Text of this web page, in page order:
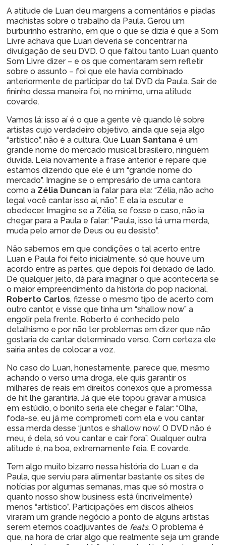
A atitude de Luan deu margens a comentários e piadas
machistas sobre o trabalho da Paula. Gerou um
burburinho estranho, em que o que se dizia é que a Som
Livre achava que Luan deveria se concentrar na
divulgação de seu DVD. O que faltou tanto Luan quanto
Som Livre dizer – e os que comentaram sem refletir
sobre o assunto – foi que ele havia combinado
anteriormente de participar do tal DVD da Paula. Sair de
fininho dessa maneira foi, no mínimo, uma atitude
covarde.
Vamos lá: isso aí é o que a gente vê quando lê sobre
artistas cujo verdadeiro objetivo, ainda que seja algo
“artístico”, não é a cultura. Que Luan Santana é um
grande nome do mercado musical brasileiro, ninguém
duvida. Leia novamente a frase anterior e repare que
estamos dizendo que ele é um “grande nome do
mercado”. Imagine se o empresário de uma cantora
como a Zélia Duncan ia falar para ela: “Zélia, não acho
legal você cantar isso aí, não”. E ela ia escutar e
obedecer. Imagine se a Zélia, se fosse o caso, não ia
chegar para a Paula e falar: “Paula, isso tá uma merda,
muda pelo amor de Deus ou eu desisto”.
Não sabemos em que condições o tal acerto entre
Luan e Paula foi feito inicialmente, só que houve um
acordo entre as partes, que depois foi deixado de lado.
De qualquer jeito, dá para imaginar o que aconteceria se
o maior empreendimento da história do pop nacional,
Roberto Carlos, fizesse o mesmo tipo de acerto com
outro cantor, e visse que tinha um “shallow now” a
engolir pela frente. Roberto é conhecido pelo
detalhismo e por não ter problemas em dizer que não
gostaria de cantar determinado verso. Com certeza ele
sairia antes de colocar a voz.
No caso do Luan, honestamente, parece que, mesmo
achando o verso uma droga, ele quis garantir os
milhares de reais em direitos conexos que a promessa
de hit lhe garantiria. Já que ele topou gravar a música
em estúdio, o bonito seria ele chegar e falar: “Olha,
foda-se, eu já me comprometi com ela e vou cantar
essa merda desse ‘juntos e shallow now’. O DVD não é
meu, é dela, só vou cantar e cair fora”. Qualquer outra
atitude é, na boa, extremamente feia. E covarde.
Tem algo muito bizarro nessa história do Luan e da
Paula, que serviu para alimentar bastante os sites de
notícias por algumas semanas, mas que só mostra o
quanto nosso show business está (incrivelmente)
menos “artístico”. Participações em discos alheios
viraram um grande negócio a ponto de alguns artistas
serem eternos coadjuvantes de feats. O problema é
que, na hora de criar algo que realmente seja um grande